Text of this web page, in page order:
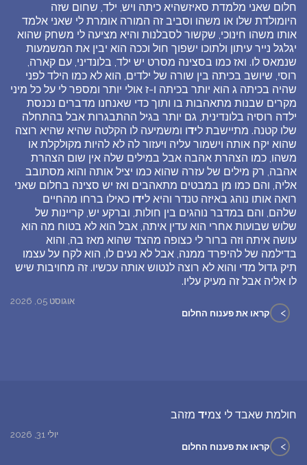
חלום שאני מלמדת סאיזשהיא כיתה ויש, ילד, שחום שזה
היומולדת שלו או משהו וסביב זה המורה אומרת לי שאני אלמד
אותו משהו חינוכי, שקשור לסבלנות והיא מציעה לי משחק שהוא
יגלגל נייר עיתון ולתוכו ישפוך חול וככה הוא יבין את המשמעות
שנמאס לו. ואז כמו בסצינה מסרט יש ילד, בלונדיני, עם קארה,
רוסי, שיושב בכיתה בין שורה של ילדים, הוא לא כמו הילד לפני
שהיה בכיתה ג הוא יותר בכיתה ו-ז אולי יותר ומספר לי על כל מיני
מקרים שבנות מתאהבות בו ותוך כדי שאנחנו מדברים נכנסת
ילדה רוסיה בלונדינית, גם יותר בגיל ההתבגרות אבל בהתחלה
שלו קטנה. מתיישבת לידו ומשמיעה לו הקלטה שהיא שהיא רוצה
שהוא יקח אותה וישמור עליה ויעזור לה לא להיות מקולקלת או
משהו, כמו הצהרת אהבה אבל במילים שלה אין שום הצהרת
אהבה, רק מילים של עזרה שהוא כמו יציל אותה והוא מסתובב
אליה, והם כמו מן במבטים מתאהבים ואז יש סצינה בחלום שאני
רואה אותו נוהג באיזה טנדר והיא לידו כאילו ברחו מהחיים
שלהם, והם במדבר נוהגים בין חולות, וברקע יש, קריינות של
שלוש שבועות אחרי הוא עדין איתה, אבל הוא לא בטוח מה הוא
עושה איתה וזה ברור לי כצופה מהצד שהוא מאז בה, והוא
בדילמה של להיפרד ממנה, אבל לא נעים לו, הוא לקח על עצמו
תיק גדול מדי והוא לא רוצה לנטוש אותה עכשיו. זה מחויבות שיש
לו אליה אבל זה מעיק עליו.
אוגוסט 05, 2026
> קראו את פענוח החלום
חולמת שאבד לי צמיד מזהב
יולי 31, 2026
> קראו את פענוח החלום